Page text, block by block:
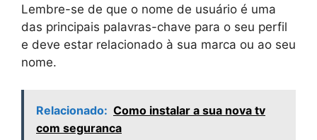
Lembre-se de que o nome de usuário é uma
das principais palavras-chave para o seu perfil
e deve estar relacionado à sua marca ou ao seu
nome.
Relacionado: Como instalar a sua nova tv
com seguranca